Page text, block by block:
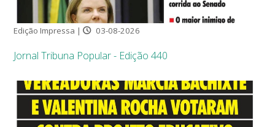
Edição Impressa | 03-08-2026
Jornal Tribuna Popular - Edição 440